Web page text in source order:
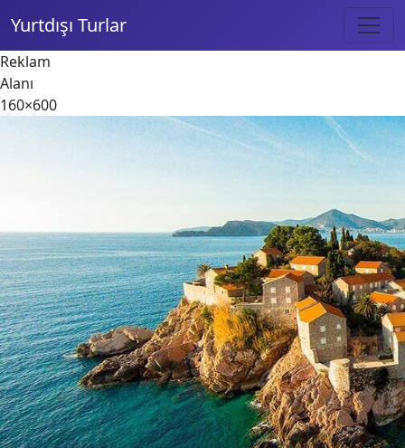
Yurtdışı Turlar
Reklam
Alanı
160×600